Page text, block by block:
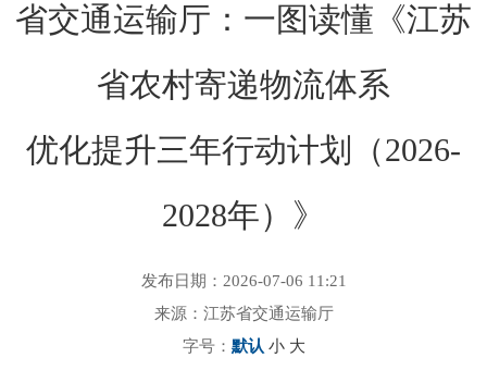
省交通运输厅：一图读懂《江苏
省农村寄递物流体系
优化提升三年行动计划（2026-
2028年）》
发布日期：2026-07-06 11:21
来源：江苏省交通运输厅
字号： 默认 小 大